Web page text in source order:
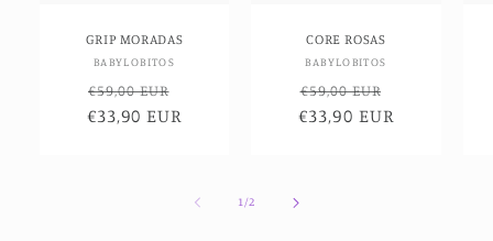
GRIP MORADAS
Proveedor:
BABYLOBITOS
Precio
habitual
€59,00 EUR
€33,90 EUR
CORE ROSAS
Proveedor:
BABYLOBITOS
Precio
habitual
€59,00 EUR
€33,90 EUR
1 /de2